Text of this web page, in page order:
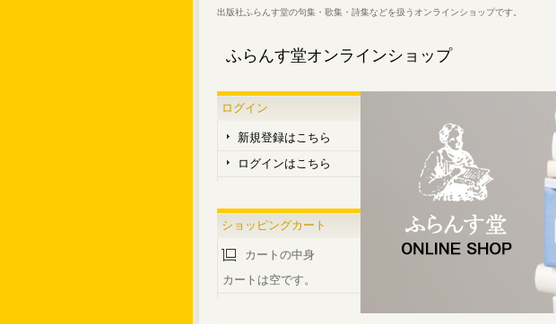
出版社ふらんす堂の句集・歌集・詩集などを扱うオンラインショップです。
ふらんす堂オンラインショップ
ログイン
新規登録はこちら
ログインはこちら
ショッピングカート
カートの中身
カートは空です。